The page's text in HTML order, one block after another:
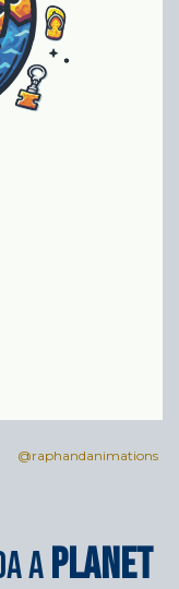
@raphandanimations
aPlanet